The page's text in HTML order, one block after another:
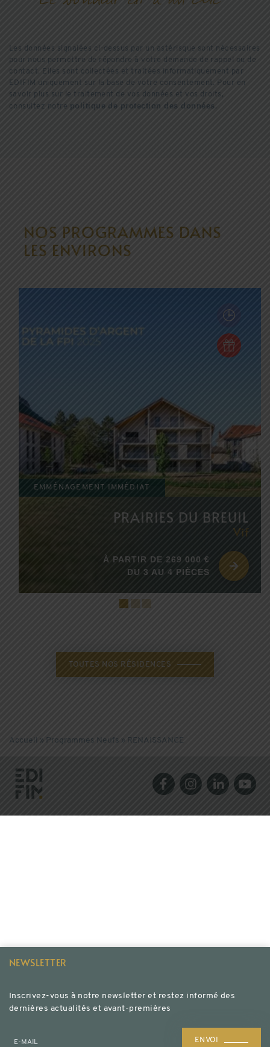
Les données signalées ci-dessus par un astérisque sont nécessaires
pour nous permettre de répondre à votre demande de rappel ou de
contact. Elles sont collectées et traitées informatiquement par
EDIFIM uniquement sur la base de votre consentement. Pour en
savoir plus sur le traitement de vos données et vos droits,
consultez notre
politique de protection des données .
NOS PROGRAMMES DANS
LES ENVIRONS
EMMÉNAGEMENT IMMÉDIAT
PRAIRIES DU BREUIL
Vif
À PARTIR DE 269 000 €
DU 3 AU 4 PIÈCES
TOUTES NOS RÉSIDENCES
Accueil » Programmes Neufs » RENAISSANCE
NEWSLETTER
Inscrivez-vous à notre newsletter et restez informé des
dernières actualités et avant-premières
E-MAIL ENVOI